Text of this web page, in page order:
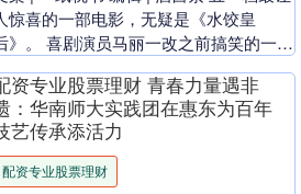
惊喜的一部电影，无疑是《水饺皇
》。 喜剧演员马丽一改之前搞笑的一
性角色....
资专业股票理财 青春力量遇非
：华南师大实践团在惠东为百年
艺传承添活力
配资专业股票理财